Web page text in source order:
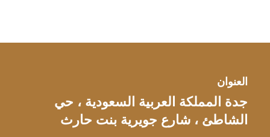
العنوان
جدة المملكة العربية السعودية ، حي
الشاطئ ، شارع جويرية بنت حارث